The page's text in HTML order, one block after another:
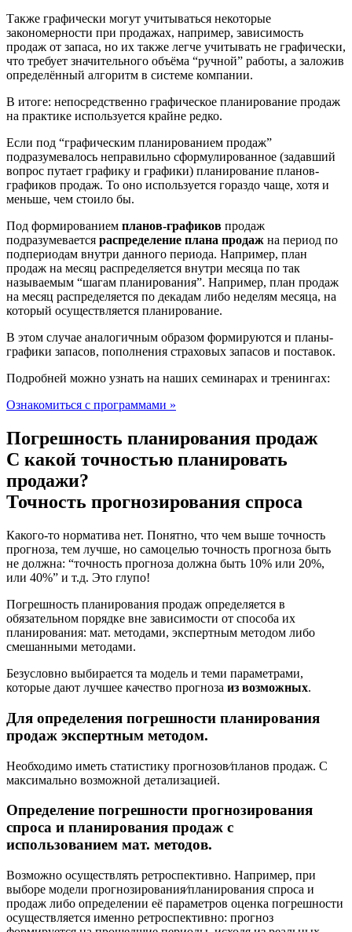
Также графически могут учитываться некоторые
закономерности при продажах, например, зависимость
продаж от запаса, но их также легче учитывать не графически,
что требует значительного объёма “ручной” работы, а заложив
определённый алгоритм в системе компании.
В итоге: непосредственно графическое планирование продаж
на практике используется крайне редко.
Если под “графическим планированием продаж”
подразумевалось неправильно сформулированное (задавший
вопрос путает графику и графики) планирование планов-
графиков продаж. То оно используется гораздо чаще, хотя и
меньше, чем стоило бы.
Под формированием планов-графиков продаж
подразумевается распределение плана продаж на период по
подпериодам внутри данного периода. Например, план
продаж на месяц распределяется внутри месяца по так
называемым “шагам планирования”. Например, план продаж
на месяц распределяется по декадам либо неделям месяца, на
который осуществляется планирование.
В этом случае аналогичным образом формируются и планы-
графики запасов, пополнения страховых запасов и поставок.
Подробней можно узнать на наших семинарах и тренингах:
Ознакомиться с программами »
Погрешность планирования продаж
С какой точностью планировать
продажи?
Точность прогнозирования спроса
Какого-то норматива нет. Понятно, что чем выше точность
прогноза, тем лучше, но самоцелью точность прогноза быть
не должна: “точность прогноза должна быть 10% или 20%,
или 40%” и т.д. Это глупо!
Погрешность планирования продаж определяется в
обязательном порядке вне зависимости от способа их
планирования: мат. методами, экспертным методом либо
смешанными методами.
Безусловно выбирается та модель и теми параметрами,
которые дают лучшее качество прогноза из возможных.
Для определения погрешности планирования
продаж экспертным методом.
Необходимо иметь статистику прогнозов⁄планов продаж. С
максимально возможной детализацией.
Определение погрешности прогнозирования
спроса и планирования продаж с
использованием мат. методов.
Возможно осуществлять ретроспективно. Например, при
выборе модели прогнозирования⁄планирования спроса и
продаж либо определении её параметров оценка погрешности
осуществляется именно ретроспективно: прогноз